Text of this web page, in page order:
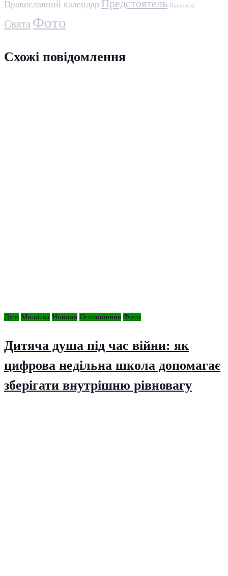
Православний календар Предстоятель Проповіді
Свята Фото
Схожі повідомлення
Діти Молитва Новини Оголошення Фото
Дитяча душа під час війни: як
цифрова недільна школа допомагає
зберігати внутрішню рівновагу